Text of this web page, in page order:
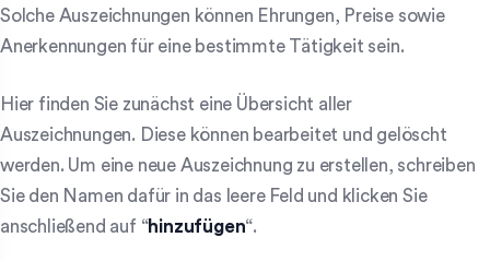
Solche Auszeichnungen können Ehrungen, Preise sowie
Anerkennungen für eine bestimmte Tätigkeit sein.
Hier finden Sie zunächst eine Übersicht aller
Auszeichnungen. Diese können bearbeitet und gelöscht
werden. Um eine neue Auszeichnung zu erstellen, schreiben
Sie den Namen dafür in das leere Feld und klicken Sie
anschließend auf “hinzufügen“.